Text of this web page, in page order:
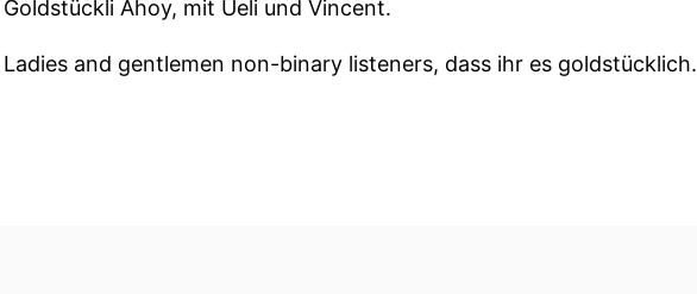
Ahoy, mit Ueli und Vincent.
and gentlemen non-binary listeners, dass ihr es goldstücklich.